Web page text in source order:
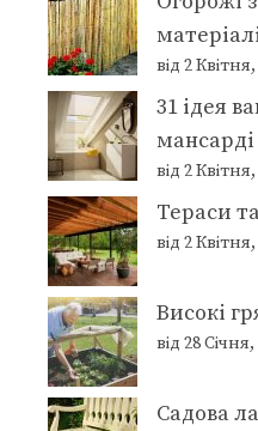
від 2
31 ідея
мансарді
від 2
Тераси
від 2
Високі
від 28 Січня,
Садова